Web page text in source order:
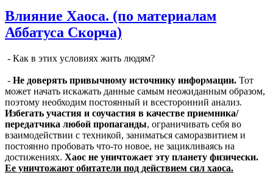
Влияние Хаоса. (по материалам
Аббатуса Скорча)
- Как в этих условиях жить людям?
- Не доверять привычному источнику информации. Тот
может начать искажать данные самым неожиданным образом,
поэтому необходим постоянный и всесторонний анализ.
Избегать участия и соучастия в качестве приемника/
передатчика любой пропаганды, ограничивать себя во
взаимодействии с техникой, заниматься саморазвитием и
постоянно пробовать что-то новое, не зацикливаясь на
достижениях. Хаос не уничтожает эту планету физически.
Ее уничтожают обитатели под действием сил хаоса.